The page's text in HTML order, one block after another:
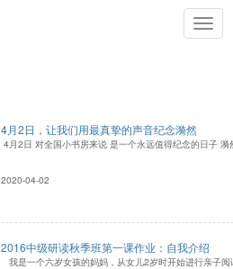
4月2日，让我们用最真挚的声音纪念漪然
4月2日 对全国小书房来说 是一个永远值得纪念的日子
2020-04-02
2016中级研读秋季班第一课作业：自我介绍
我是一个六岁女孩的妈妈，从女儿2岁时开始进行亲子